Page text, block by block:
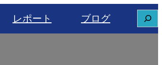
レポート ブログ
e